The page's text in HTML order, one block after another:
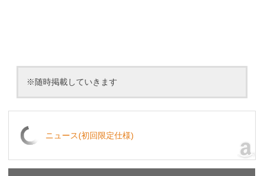
※随時掲載していきます
ニュース(初回限定仕様)